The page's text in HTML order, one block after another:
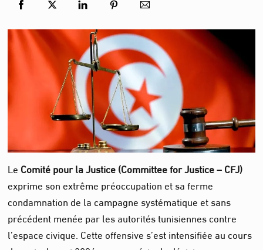
LeComité pour la Justice (Committee for Justice – CFJ)
exprime son extrême préoccupation et sa ferme
condamnation de la campagne systématique et sans
précédent menée par les autorités tunisiennes contre
l’espace civique. Cette offensive s’est intensifiée au cours